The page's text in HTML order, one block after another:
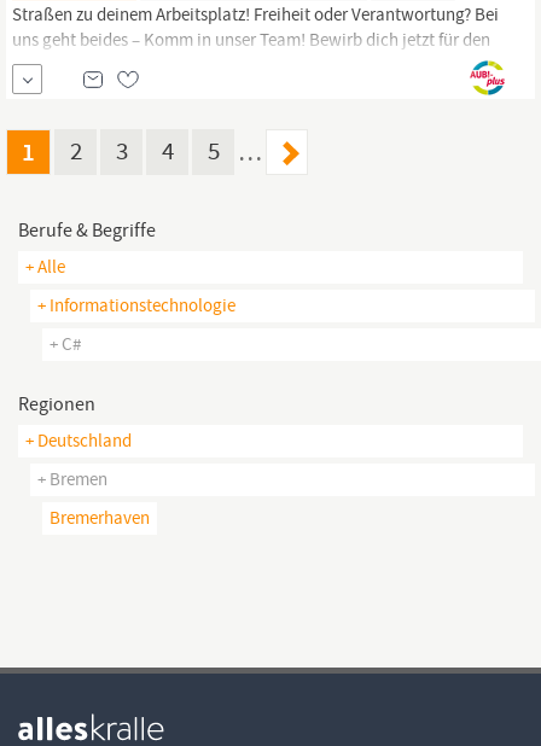
Straßen zu deinem Arbeitsplatz! Freiheit oder Verantwortung? Bei
uns geht beides – Komm in unser Team! Bewirb dich jetzt für den
Ausbildungsstart 2026 in
Berufskraftfahrer (m/w/x) Dauer und Vergütung: 3 Jahre
Leistungen die Ausbildungsdauer zu verkürzen...
1 2 3 4 5 …
Berufe & Begriffe
+ Alle
+ Informationstechnologie
+ C#
Regionen
+ Deutschland
+ Bremen
Bremerhaven